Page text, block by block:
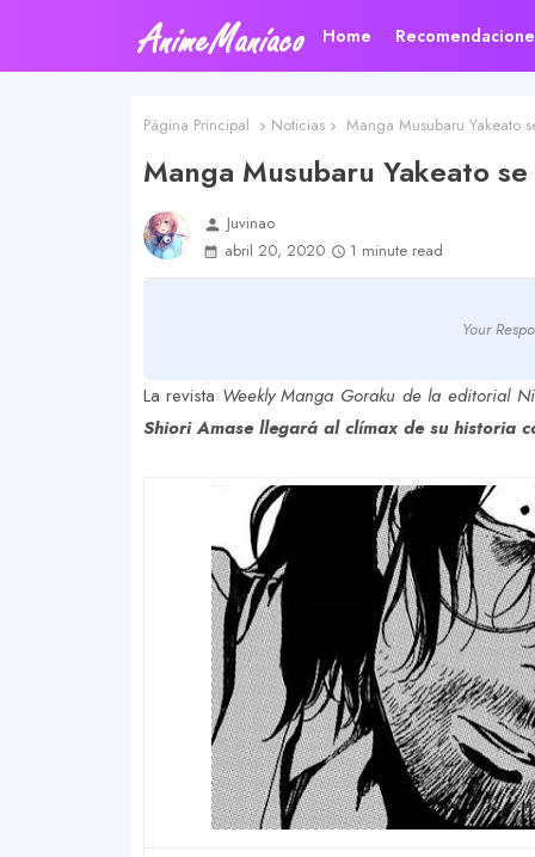
Home
Página Principal Noticias Manga Musubaru Yakeato
Manga Musubaru Yakeato
person Juvinao
abril 20, 2020
1 minute read
Your
La revista Weekly Manga Goraku de la editorial
Shiori Amase llegará al clímax de su historia